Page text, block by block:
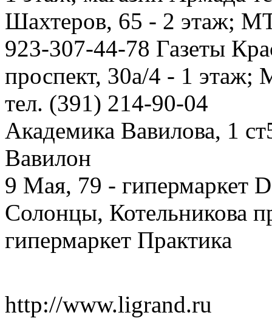
Шахтеров, 65 - 2 этаж;
923-307-44-78 Газеты
проспект, 30а/4 - 1
тел. (391) 214-90-04
Академика Вавилова, 1
Вавилон
9 Мая, 79 - гипермаркет
Солонцы, Котельникова
гипермаркет Практика
http://www.ligrand.ru